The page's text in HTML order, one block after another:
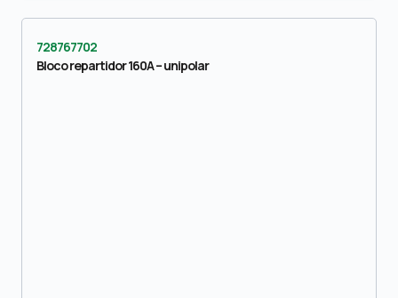
728767702
Bloco repartidor 160A – unipolar